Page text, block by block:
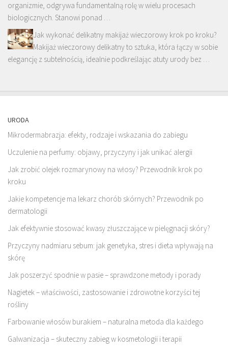
organizmie, odgrywa fundamentalną rolę w wielu procesach
biologicznych. Stanowi ponad …
Jak wykonać delikatny makijaż wieczorowy krok po kroku?
Makijaż wieczorowy delikatny to sztuka, która łączy w sobie
elegancję z subtelnością, idealnie podkreślając atuty urody bez …
URODA
Mikrodermabrazja: efekty, rodzaje i wskazania do zabiegu
Uczulenie na perfumy: objawy, przyczyny i jak unikać alergii
Jak zrobić olejek rozmarynowy na włosy? Przewodnik krok po
kroku
Jakie kompetencje ma lekarz chorób skórnych? Przewodnik po
dermatologii
Jak efektywnie stosować kwasy złuszczające w pielęgnacji skóry?
Przyczyny nadmiaru sebum: jak genetyka, stres i dieta wpływają na
skórę
Jak poszerzyć spodnie w pasie – sprawdzone metody i porady
Nagietek – właściwości, zastosowanie i zdrowotne korzyści tej
rośliny
Farbowanie włosów burakiem – naturalna metoda dla każdego
Galwanizacja – skuteczny zabieg w kosmetologii i terapii